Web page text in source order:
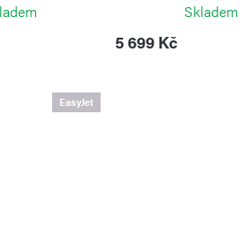
Skladem
5 699 Kč
EasyJet